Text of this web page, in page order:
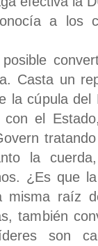
a los
Casta un
la cúpula del
el
la
¿Es que
misma raíz
también
son